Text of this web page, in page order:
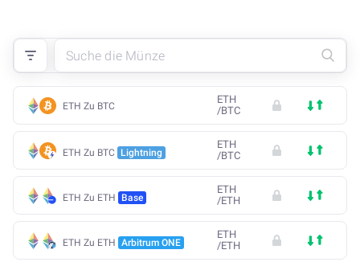
ETH Zu BTC
ETH
/BTC
ETH Zu BTC Lightning
ETH
/BTC
ETH Zu ETH Base
ETH
/ETH
ETH Zu ETH Arbitrum ONE
ETH
/ETH